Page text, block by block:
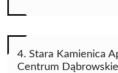
4. Stara Kamienica
Centrum